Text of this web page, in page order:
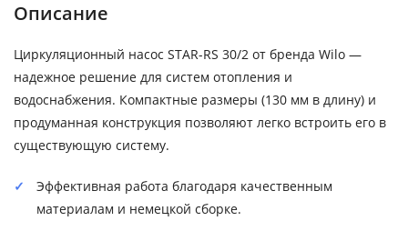
Описание
Циркуляционный насос STAR-RS 30/2 от бренда Wilo —
надежное решение для систем отопления и
водоснабжения. Компактные размеры (130 мм в длину) и
продуманная конструкция позволяют легко встроить его в
существующую систему.
Эффективная работа благодаря качественным
материалам и немецкой сборке.